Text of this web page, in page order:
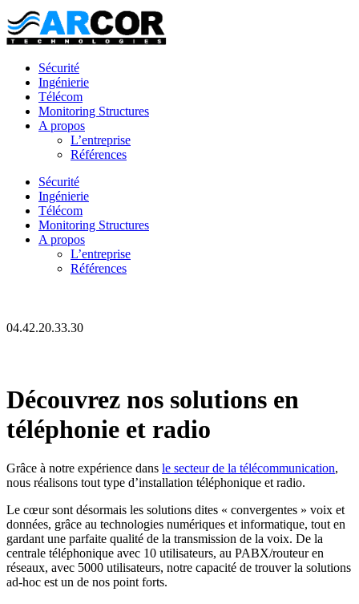
Sécurité
Ingénierie
Télécom
Monitoring Structures
A propos
L’entreprise
Références
Sécurité
Ingénierie
Télécom
Monitoring Structures
A propos
L’entreprise
Références
04.42.20.33.30
Découvrez nos solutions en
téléphonie et radio
Grâce à notre expérience dans le secteur de la télécommunication,
nous réalisons tout type d’installation téléphonique et radio.
Le cœur sont désormais les solutions dites « convergentes » voix et
données, grâce au technologies numériques et informatique, tout en
gardant une parfaite qualité de la transmission de la voix. De la
centrale téléphonique avec 10 utilisateurs, au PABX/routeur en
réseaux, avec 5000 utilisateurs, notre capacité de trouver la solutions
ad-hoc est un de nos point forts.